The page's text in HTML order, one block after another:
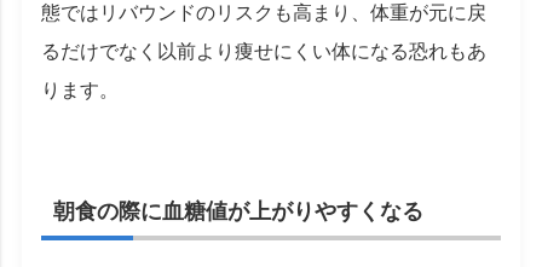
態ではリバウンドのリスクも高まり、体重が元に戻
るだけでなく以前より痩せにくい体になる恐れもあ
ります。
朝食の際に血糖値が上がりやすくなる